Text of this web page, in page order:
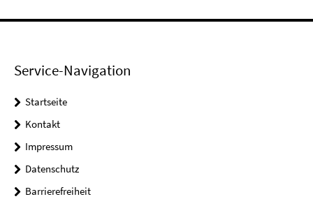
Service-Navigation
Startseite
Kontakt
Impressum
Datenschutz
Barrierefreiheit